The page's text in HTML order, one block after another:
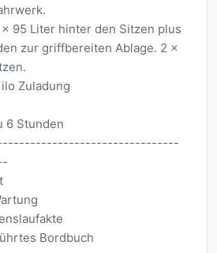
95 Liter hinter den Sitzen plus
zur griffbereiten Ablage. 2 x
Zuladung
6 Stunden
Bordbuch